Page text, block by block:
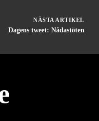
NÄSTA ARTIKEL
Dagens tweet: Nådastöten